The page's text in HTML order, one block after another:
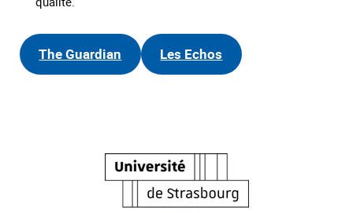
The Guardian Les Echos